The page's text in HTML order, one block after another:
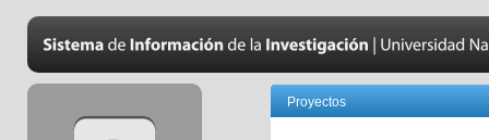
Proyectos